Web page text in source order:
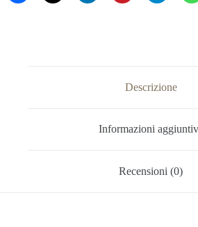
Descrizione
Informazioni
Recensioni (0)